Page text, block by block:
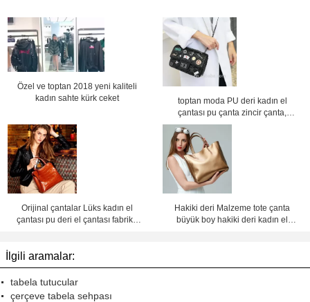
Özel ve toptan 2018 yeni kaliteli
kadın sahte kürk ceket
toptan moda PU deri kadın el
çantası pu çanta zincir çanta,
crossbody çanta,Fabrika fiyatı
Shenzhen Lily Cheng
Orijinal çantalar Lüks kadın el
çantası pu deri el çantası fabrika
Hakiki deri Malzeme tote çanta
büyük boy hakiki deri kadın el
İlgili aramalar:
tabela tutucular
çerçeve tabela sehpası